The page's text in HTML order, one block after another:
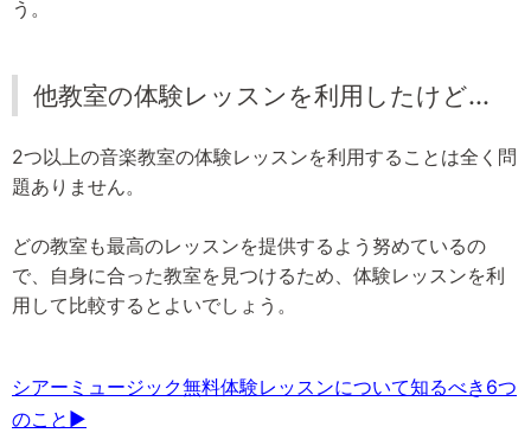
う。
他教室の体験レッスンを利用したけど...
2つ以上の音楽教室の体験レッスンを利用することは全く問
題ありません。
どの教室も最高のレッスンを提供するよう努めているの
で、自身に合った教室を見つけるため、体験レッスンを利
用して比較するとよいでしょう。
シアーミュージック無料体験レッスンについて知るべき6つ
のこと▶